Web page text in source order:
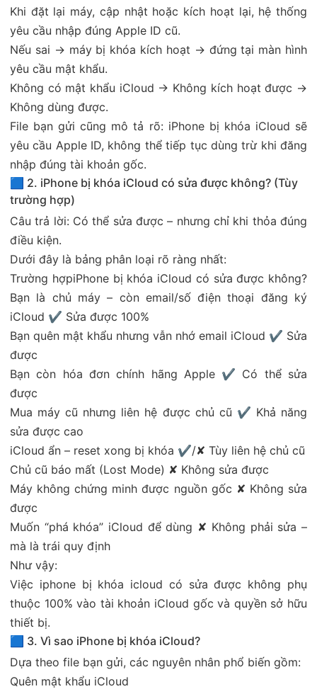
Khi đặt lại máy, cập nhật hoặc kích hoạt lại, hệ thống
yêu cầu nhập đúng Apple ID cũ.
Nếu sai → máy bị khóa kích hoạt → đứng tại màn hình
yêu cầu mật khẩu.
Không có mật khẩu iCloud → Không kích hoạt được →
Không dùng được.
File bạn gửi cũng mô tả rõ: iPhone bị khóa iCloud sẽ
yêu cầu Apple ID, không thể tiếp tục dùng trừ khi đăng
nhập đúng tài khoản gốc.
🟦 2. iPhone bị khóa iCloud có sửa được không? (Tùy
trường hợp)
Câu trả lời: Có thể sửa được – nhưng chỉ khi thỏa đúng
điều kiện.
Dưới đây là bảng phân loại rõ ràng nhất:
Trường hợpiPhone bị khóa iCloud có sửa được không?
Bạn là chủ máy – còn email/số điện thoại đăng ký
iCloud ✔ Sửa được 100%
Bạn quên mật khẩu nhưng vẫn nhớ email iCloud ✔ Sửa
được
Bạn còn hóa đơn chính hãng Apple ✔ Có thể sửa
được
Mua máy cũ nhưng liên hệ được chủ cũ ✔ Khả năng
sửa được cao
iCloud ẩn – reset xong bị khóa ✔/✘ Tùy liên hệ chủ cũ
Chủ cũ báo mất (Lost Mode) ✘ Không sửa được
Máy không chứng minh được nguồn gốc ✘ Không sửa
được
Muốn “phá khóa” iCloud để dùng ✘ Không phải sửa –
mà là trái quy định
Như vậy:
Việc iphone bị khóa icloud có sửa được không phụ
thuộc 100% vào tài khoản iCloud gốc và quyền sở hữu
thiết bị.
🟦 3. Vì sao iPhone bị khóa iCloud?
Dựa theo file bạn gửi, các nguyên nhân phổ biến gồm:
Quên mật khẩu iCloud